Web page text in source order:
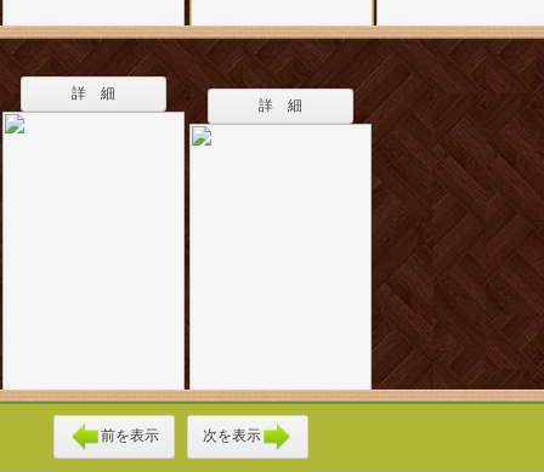
詳 細
詳 細
前を表示 次を表示